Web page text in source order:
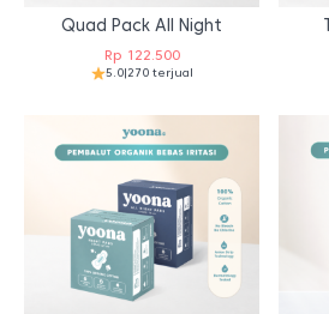
Quad Pack All Night
Rp122.500
5.0|270 terjual